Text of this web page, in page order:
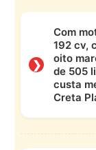
❯
Com
192 cv,
oito
de 505
custa
Creta